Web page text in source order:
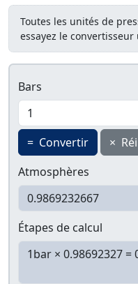
Toutes les unités de
essayez le convertisseur
Bars
= Convertir ×
Atmosphères
Étapes de calcul